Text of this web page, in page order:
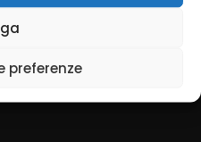
preferenze
Monza